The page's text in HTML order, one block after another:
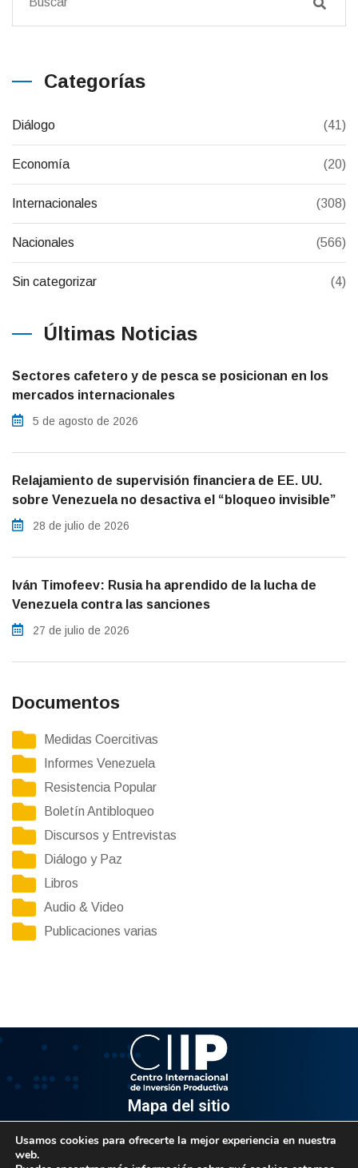
Categorías
Diálogo (41)
Economía (20)
Internacionales (308)
Nacionales (566)
Sin categorizar (4)
Últimas Noticias
Sectores cafetero y de pesca se posicionan en los
mercados internacionales
5 de agosto de 2026
Relajamiento de supervisión financiera de EE. UU.
sobre Venezuela no desactiva el “bloqueo invisible”
28 de julio de 2026
Iván Timofeev: Rusia ha aprendido de la lucha de
Venezuela contra las sanciones
27 de julio de 2026
Documentos
Medidas Coercitivas
Informes Venezuela
Resistencia Popular
Boletín Antibloqueo
Discursos y Entrevistas
Diálogo y Paz
Libros
Audio & Video
Publicaciones varias
Mapa del sitio
Usamos cookies para ofrecerte la mejor experiencia en nuestra
web.